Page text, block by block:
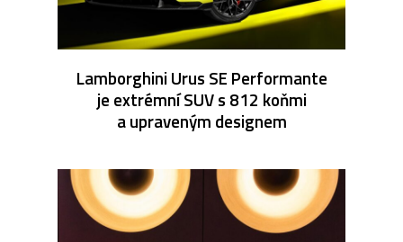
Lamborghini Urus SE Performante
je extrémní SUV s 812 koňmi
a upraveným designem